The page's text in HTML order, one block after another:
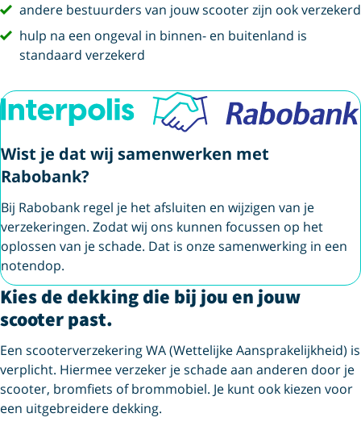
vink
andere bestuurders van jouw scooter zijn ook verzekerd
vink
hulp na een ongeval in binnen- en buitenland is
standaard verzekerd
Wist je dat wij samenwerken met
Rabobank?
Bij Rabobank regel je het afsluiten en wijzigen van je
verzekeringen. Zodat wij ons kunnen focussen op het
oplossen van je schade. Dat is onze samenwerking in een
notendop.
Kies de dekking die bij jou en jouw
scooter past.
Een scooterverzekering WA (Wettelijke Aansprakelijkheid) is
verplicht. Hiermee verzeker je schade aan anderen door je
scooter, bromfiets of brommobiel. Je kunt ook kiezen voor
een uitgebreidere dekking.